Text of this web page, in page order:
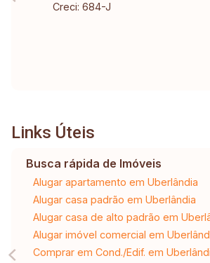
Creci: 684-J
Links Úteis
Busca rápida de Imóveis
Alugar apartamento em Uberlândia
Alugar casa padrão em Uberlândia
Alugar casa de alto padrão em
Alugar imóvel comercial em
Comprar em Cond./Edif. em